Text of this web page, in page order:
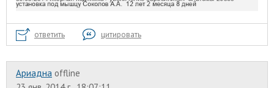
ответить цитировать
Ариадна offline